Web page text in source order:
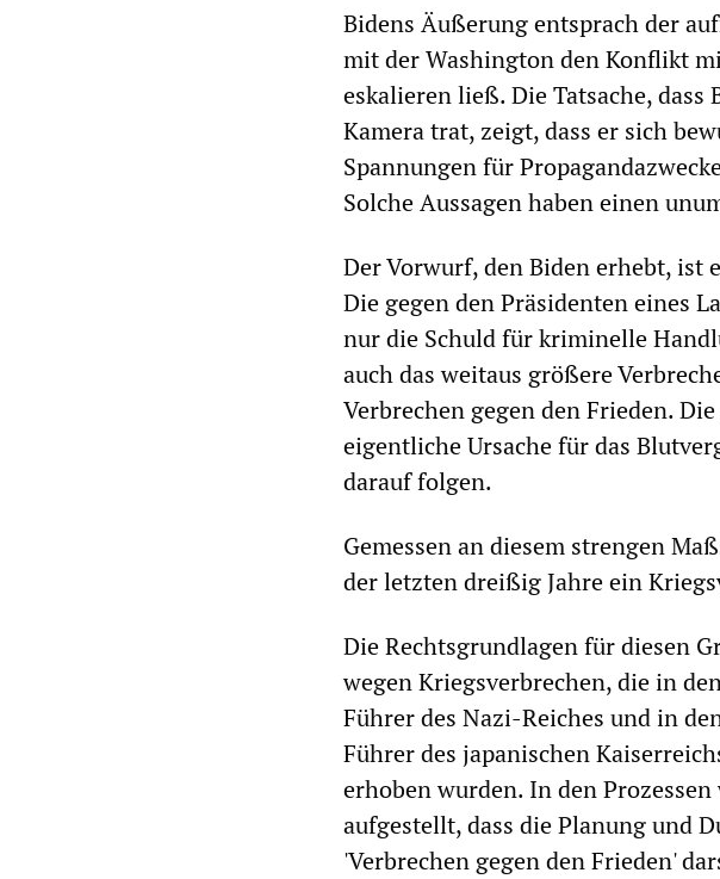
Bidens Äußerung entsprach der
mit der Washington den Konflikt
eskalieren ließ. Die Tatsache,
Kamera trat, zeigt, dass er sich
Spannungen für
Solche Aussagen haben einen
Der Vorwurf, den Biden erhebt, ist
Die gegen den Präsidenten eines
nur die Schuld für kriminelle
auch das weitaus größere
Verbrechen gegen den Frieden.
eigentliche Ursache für das
darauf folgen.
Gemessen an diesem strengen
der letzten dreißig Jahre ein
Die Rechtsgrundlagen für diesen
wegen Kriegsverbrechen, die in
Führer des Nazi-Reiches und in
Führer des japanischen
erhoben wurden. In den
aufgestellt, dass die Planung und
'Verbrechen gegen den Frieden'